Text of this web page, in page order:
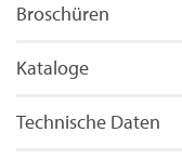
Broschüren
Kataloge
Technische Daten